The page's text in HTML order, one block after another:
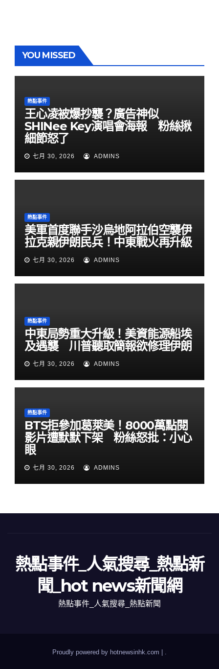
YOU MISSED
熱點事件
王心凌被爆抄襲？廣告神似
SHINee Key演唱會海報 粉絲揪
細節怒了
七月 30, 2026 ADMINS
熱點事件
美軍首度聯手沙烏地阿拉伯空襲伊
拉克親伊朗民兵！中東戰火再升級
七月 30, 2026 ADMINS
熱點事件
中東局勢重大升級！美資能源船埃
及遇襲 川普聽取簡報欲修理伊朗
七月 30, 2026 ADMINS
熱點事件
BTS拒參加葛萊美！8000萬點閱
影片遭默默下架 粉絲怒批：小心
眼
七月 30, 2026 ADMINS
熱點事件_人氣搜尋_熱點新
聞_hot news新聞網
熱點事件_人氣搜尋_熱點新聞
Proudly powered by hotnewsinhk.com |